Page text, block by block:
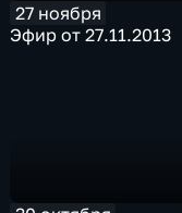
27 ноября
Эфир от 27.11.2013